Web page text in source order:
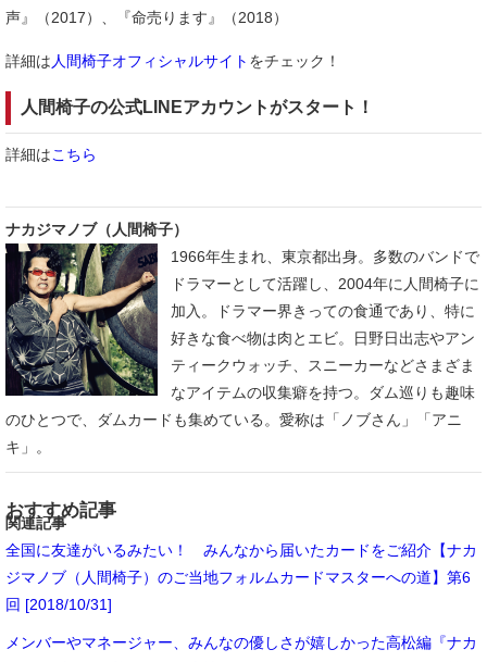
声』（2017）、『命売ります』（2018）
詳細は 人間椅子オフィシャルサイト をチェック！
人間椅子の公式LINEアカウントがスタート！
詳細はこちら
ナカジマノブ（人間椅子）
1966年生まれ、東京都出身。多数のバンドで
ドラマーとして活躍し、2004年に人間椅子に
加入。ドラマー界きっての食通であり、特に
好きな食べ物は肉とエビ。日野日出志やアン
ティークウォッチ、スニーカーなどさまざま
なアイテムの収集癖を持つ。ダム巡りも趣味
のひとつで、ダムカードも集めている。愛称は「ノブさん」「アニ
キ」。
おすすめ記事
関連記事
全国に友達がいるみたい！ みんなから届いたカードをご紹介【ナカ
ジマノブ（人間椅子）のご当地フォルムカードマスターへの道】第6
回 [2018/10/31]
メンバーやマネージャー、みんなの優しさが嬉しかった高松編『ナカ